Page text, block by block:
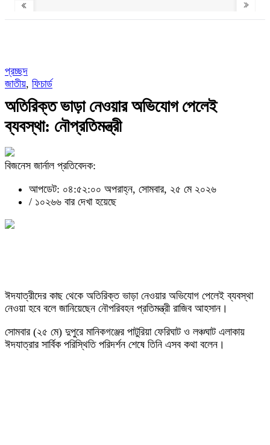
প্রচ্ছদ
জাতীয়, ফিচার্ড
অতিরিক্ত ভাড়া নেওয়ার অভিযোগ পেলেই
ব্যবস্থা: নৌপ্রতিমন্ত্রী
বিজনেস জার্নাল প্রতিবেদক:
আপডেট: ০৪:৫২:০০ অপরাহ্ন, সোমবার, ২৫ মে ২০২৬
/ ১০২৬৬ বার দেখা হয়েছে
ঈদযাত্রীদের কাছ থেকে অতিরিক্ত ভাড়া নেওয়ার অভিযোগ পেলেই ব্যবস্থা
নেওয়া হবে বলে জানিয়েছেন নৌপরিবহন প্রতিমন্ত্রী রাজিব আহসান।
সোমবার (২৫ মে) দুপুরে মানিকগঞ্জের পাটুরিয়া ফেরিঘাট ও লঞ্চঘাট এলাকায়
ঈদযাত্রার সার্বিক পরিস্থিতি পরিদর্শন শেষে তিনি এসব কথা বলেন।